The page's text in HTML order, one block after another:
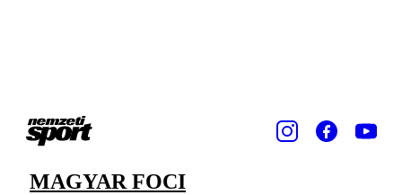
MAGYAR FOCI